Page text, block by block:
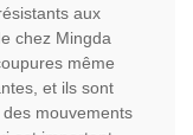
aux
chez Mingda
même
et ils sont
mouvements